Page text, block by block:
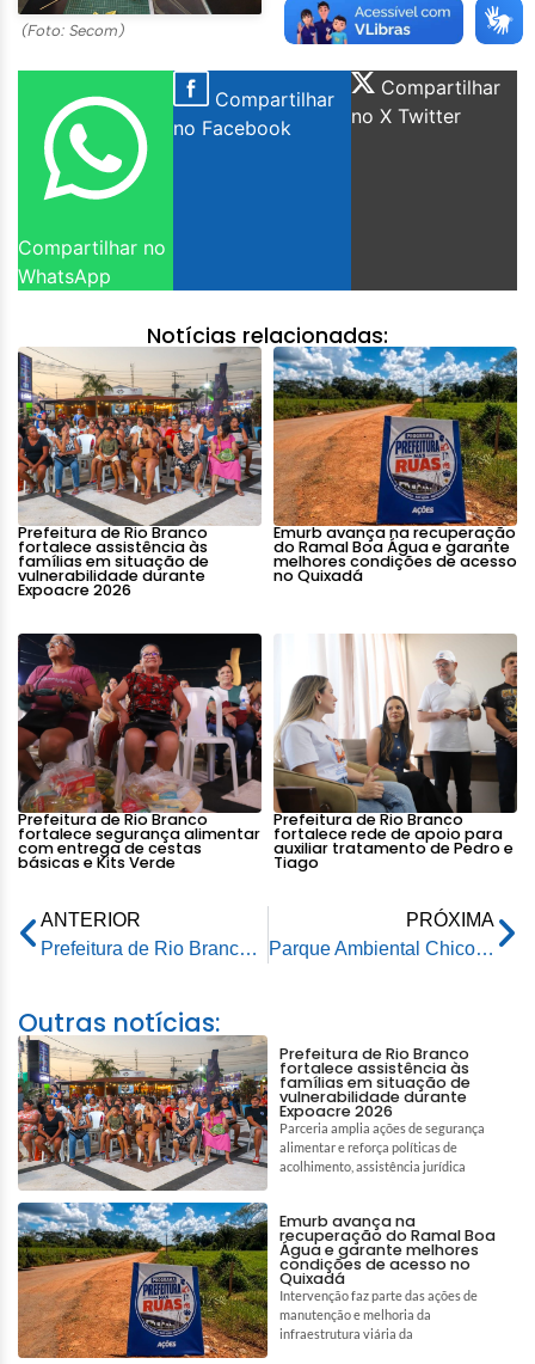
(Foto: Secom)
Compartilhar no
WhatsApp
Compartilhar
no Facebook
Compartilhar
no X Twitter
Notícias relacionadas:
Prefeitura de Rio Branco
fortalece assistência às
famílias em situação de
vulnerabilidade durante
Expoacre 2026
Emurb avança na recuperação
do Ramal Boa Água e garante
melhores condições de acesso
no Quixadá
Prefeitura de Rio Branco
fortalece segurança alimentar
com entrega de cestas
básicas e Kits Verde
Prefeitura de Rio Branco
fortalece rede de apoio para
auxiliar tratamento de Pedro e
Tiago
ANTERIOR
Prefeitura de Rio Branco informa a população, sobre o último dia para garantir desconto no IPTU 2025
PRÓXIMA
Parque Ambiental Chico Mendes estará aberto durante o feriado de 1º de maio
Outras notícias:
Prefeitura de Rio Branco
fortalece assistência às
famílias em situação de
vulnerabilidade durante
Expoacre 2026
Parceria amplia ações de segurança
alimentar e reforça políticas de
acolhimento, assistência jurídica
Emurb avança na
recuperação do Ramal Boa
Água e garante melhores
condições de acesso no
Quixadá
Intervenção faz parte das ações de
manutenção e melhoria da
infraestrutura viária da